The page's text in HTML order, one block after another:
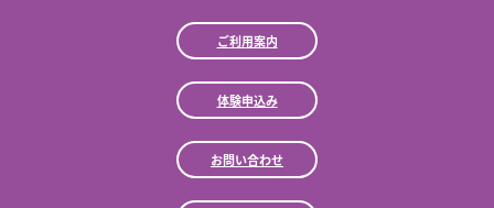
ご利用案内
体験申込み
お問い合わせ